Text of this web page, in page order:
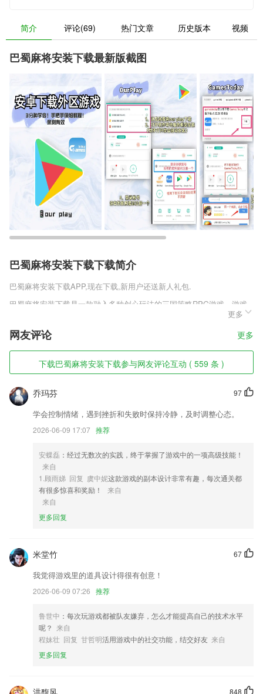
简介 评论(69) 热门文章 历史版本 视频
巴蜀麻将安装下载最新版截图
巴蜀麻将安装下载下载简介
巴蜀麻将安装下载APP,现在下载,新用户还送新人礼包.
巴蜀麻将安装下载是一款融入多种创心玩法的三国策略RPG游戏，游戏
利用不同武将的属性，打造了不同的战斗阵营，通过兵种五行相克的原
理，将战役化身为以策略为核心的战斗玩法，让每一个热爱三国的人都喜
欢上。
巴蜀麻将安装下载软件特色
1,*手机做作业 听读伴我行*
2,便捷就可以让2265用户去进行排版设计，打造优质效果；
3,针对每期扫描评分结果，学生可自行收藏做错的题目，量身为学生打造
专属错题集。同时，app附有错题巩固功能，学生可同时练习到同类考点
题目，达到“举一反三”，迅速提高学习成绩。
4,打赏司机的服务，觉得司机服务良好，能在最后通过打赏的方式鼓励司
5,车牌号,您还可以查询其他车辆的违规情况,数据在全国范围内是通用的,
并且信息准确且安全
6,扫码建立客户关系，公海客户一键秒抢。
1.·系统练习，针对小白用户开发的一套系统化学习课程，跟随进度学
习，方便简单
2.分章分节,包含常见高频考点,为考试的提供了充分的复习准备。
3.超多工具方便你计算几何形状或方程，让你的各类学习计算难题迎刃而
4.家长可根据教师的个人介绍与其他家长的授课评价判断教师综合水平
5.各种关于医学的知识点，难点重点都会进行详细的解析，用户可以实时
更多
网友评论 更多
下载巴蜀麻将安装下载参与网友评论互动 ( 559 条 )
97
乔玛芬
学会控制情绪，遇到挫折和失败时保持冷静，及时调整心态。
2026-06-09 17:07 推荐
安蝶磊 ：经过无数次的实践，终于掌握了游戏中的一项高级技能！
来自
1.顾雨娣 回复 虞中妮这款游戏的副本设计非常有趣，每次通关都
有很多惊喜和奖励！
来自
来自
更多回复
67
米堂竹
我觉得游戏里的道具设计得很有创意！
2026-06-09 07:26 推荐
鲁世中 ：每次玩游戏都被队友嫌弃，怎么才能提高自己的技术水平
呢？ 来自
程妹壮 回复 甘哲明活用游戏中的社交功能，结交好友 来自
更多回复
848
洪馥风